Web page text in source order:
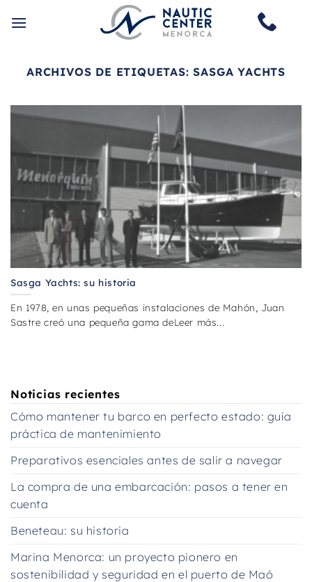
ARCHIVOS DE ETIQUETAS:SASGA YACHTS
Sasga Yachts: su historia
En 1978, en unas pequeñas instalaciones de Mahón, Juan
Sastre creó una pequeña gama deLeer más...
Noticias recientes
Cómo mantener tu barco en perfecto estado: guía
práctica de mantenimiento
Preparativos esenciales antes de salir a navegar
La compra de una embarcación: pasos a tener en
cuenta
Beneteau: su historia
Marina Menorca: un proyecto pionero en
sostenibilidad y seguridad en el puerto de Maó